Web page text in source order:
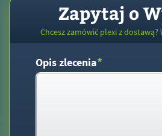
Zapytaj o
Chcesz zamówić plexi z
Opis zlecenia*